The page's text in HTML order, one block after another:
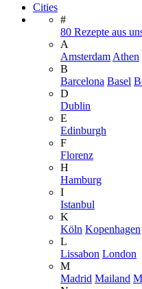
Cities
#
80 Rezepte aus
A
Amsterdam Athen
B
Barcelona Basel
D
Dublin
E
Edinburgh
F
Florenz
H
Hamburg
I
Istanbul
K
Köln Kopenhagen
L
Lissabon London
M
Madrid Mailand